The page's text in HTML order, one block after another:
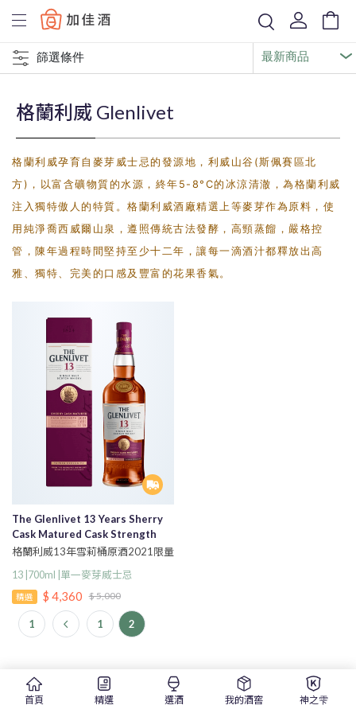
Baccus
篩選條件
格蘭利威 Glenlivet
格蘭利威孕育自麥芽威士忌的發源地，利威山谷(斯佩賽區北
方)，以富含礦物質的水源，終年5-8°C的冰涼清澈，為格蘭利威
注入獨特傲人的特質。格蘭利威酒廠精選上等麥芽作為原料，使
用純淨喬西威爾山泉，遵照傳統古法發酵，高頸蒸餾，嚴格控
管，陳年過程時間堅持至少十二年，讓每一滴酒汁都釋放出高
雅、獨特、完美的口感及豐富的花果香氣。
The Glenlivet 13 Years Sherry
Cask Matured Cask Strength
2021 Limited Edition Single
格蘭利威13年雪莉桶原酒2021限量
13 |700ml |單一麥芽威士忌
精選 $ 4,360 $ 5,000
1 1 2
首頁 精選 選酒 我的酒窖 神之雫